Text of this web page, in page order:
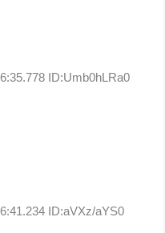
ID:Umb0hLRa0
ID:aVXz/aYS0